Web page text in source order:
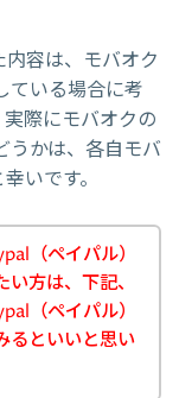
容は、モバオク
ている場合に考
際にモバオクの
うかは、各自モバ
いです。
（ペイパル）
方は、下記、
（ペイパル）
るといいと思い